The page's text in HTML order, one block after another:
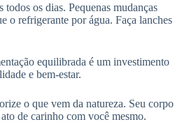
os dias. Pequenas mudanças
o refrigerante por água. Faça lanches
equilibrada é um investimento
e bem-estar.
o que vem da natureza. Seu corpo
de carinho com você mesmo.